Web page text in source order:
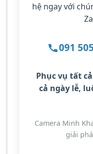
hệ ngay với
091
Phục vụ tất
cả ngày lễ,
Camera Minh
giải